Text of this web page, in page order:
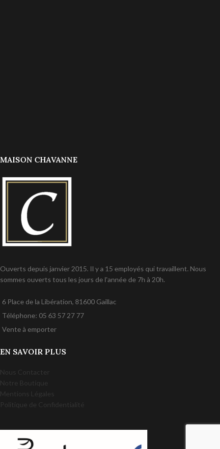
MAISON CHAVANNE
Ouverts depuis janvier 2015. Il y a 15 employés qui travaillent. Nous
sommes ouverts tous les jours de l'année de 7h à 20h.
6 Place de la Libération, 81600 Gaillac
Téléphone: 05 63 57 27 77
Vente à emporter
EN SAVOIR PLUS
Nous Contacter
Notre Boutique
Mentions Légales
Politique de Confidentialité